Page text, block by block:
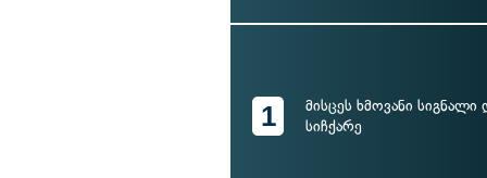
1
მისცეს ხმოვანი
სიჩქარე